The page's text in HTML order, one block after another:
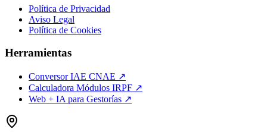
Política de Privacidad
Aviso Legal
Política de Cookies
Herramientas
Conversor IAE CNAE ↗
Calculadora Módulos IRPF ↗
Web + IA para Gestorías ↗